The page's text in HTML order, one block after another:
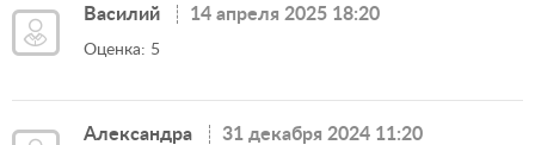
Василий 14 апреля 2025 18:20
Оценка: 5
Александра 31 декабря 2024 11:20